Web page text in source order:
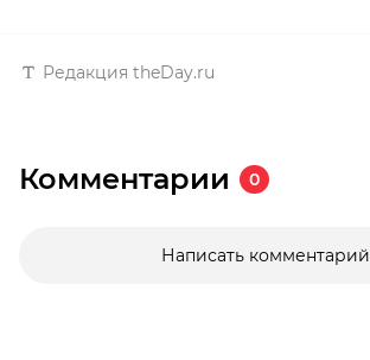
Редакция theDay.ru
Комментарии 0
Написать комментарий